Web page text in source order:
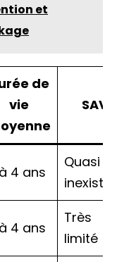
et
de
vie
SAV
4 ans
Quasi
inexistant
4 ans
Très
limité